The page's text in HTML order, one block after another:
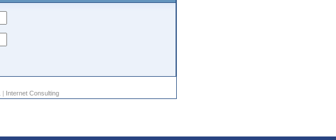
| Internet Consulting